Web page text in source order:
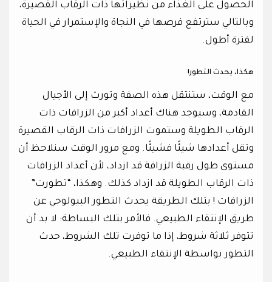
الحصول على الغذاء من نظيراتها ذات الرقاب القصيرة،
وبالتالي سترتفع فرصها في النجاة والإستمرار في الحياة
لفترة أطول.
هكذا، يحدث التطور!
مع الوقت، ستنتقل هذه الصفة وتورث إلى الأجيال
القادمة، وسيوجد هناك أعداد أكبر من الزرافات ذات
الرقاب الطويلة وستموت الزرافات ذات الرقاب القصيرة
وتقل أعدادها شيئًا فشيئًا. ومع مرور الوقت سنلاحظ أن
مستوى طول رقبة الزرافة قد ازداد، لأن أعداد الزرافات
ذات الرقاب الطويلة قد ازداد كذلك. وهكذا، “تطورت”
الزرافات ! بتلك الطريقة يحدث التطور البيولوجي عن
طريق الإنتقاء الطبيعي. فالأمر بتلك البساطة: لا بد أن
تتوفر ثلاثة شروط، إذا ما توفرت تلك الشروط، حدث
التطور بواسطة الإنتقاء الطبيعي.